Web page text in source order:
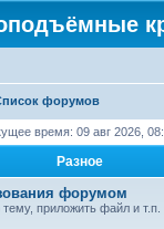
форумов
время: 09 авг 2026,
Разное
форумом
приложить файл и т.п.